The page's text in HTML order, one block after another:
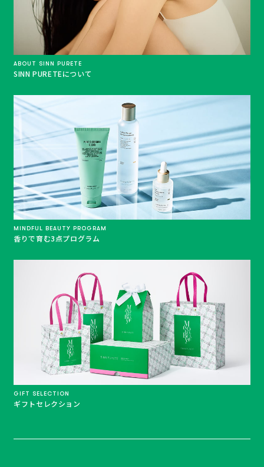
ABOUT SINN PURETE
SINN PURETEについて
MINDFUL BEAUTY PROGRAM
香りで育む3点プログラム
GIFT SELECTION
ギフトセレクション